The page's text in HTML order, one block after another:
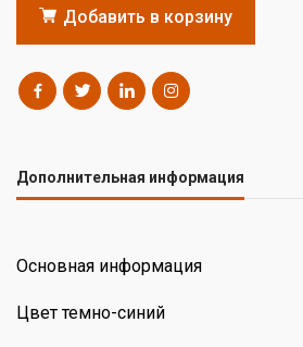
Добавить в корзину
Дополнительная информация
Основная информация
Цвет темно-синий